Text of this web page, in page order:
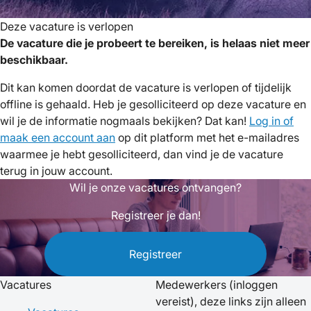
Deze vacature is verlopen
De vacature die je probeert te bereiken, is helaas niet meer
beschikbaar.
Dit kan komen doordat de vacature is verlopen of tijdelijk
offline is gehaald. Heb je gesolliciteerd op deze vacature en
wil je de informatie nogmaals bekijken? Dat kan! Log in of
maak een account aan op dit platform met het e-mailadres
waarmee je hebt gesolliciteerd, dan vind je de vacature
terug in jouw account.
Wil je onze vacatures ontvangen?
Registreer je dan!
Registreer
Vacatures
Medewerkers (inloggen
vereist), deze links zijn alleen